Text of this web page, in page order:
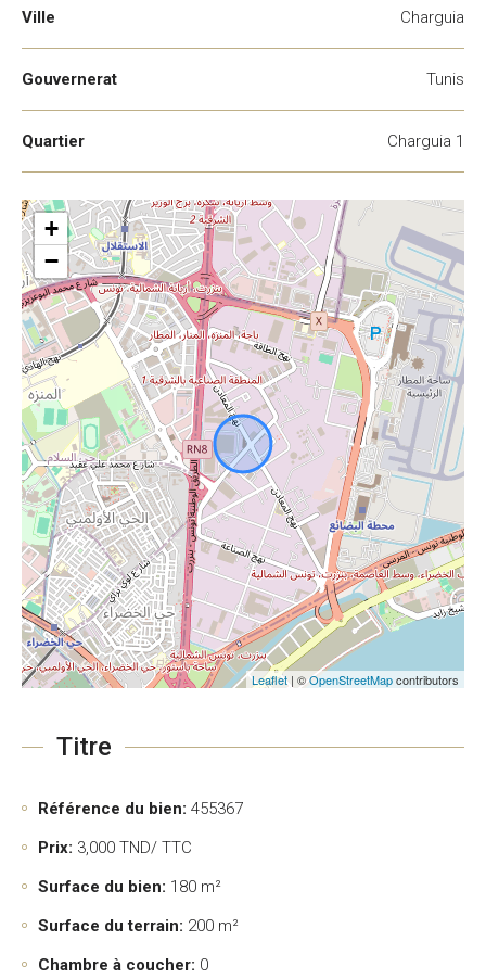
Ville Charguia
Gouvernerat Tunis
Quartier Charguia 1
+
−
Leaflet | ©OpenStreetMapcontributors
Titre
Référence du bien: 455367
Prix: 3,000 TND/ TTC
Surface du bien: 180 m²
Surface du terrain: 200 m²
Chambre à coucher: 0